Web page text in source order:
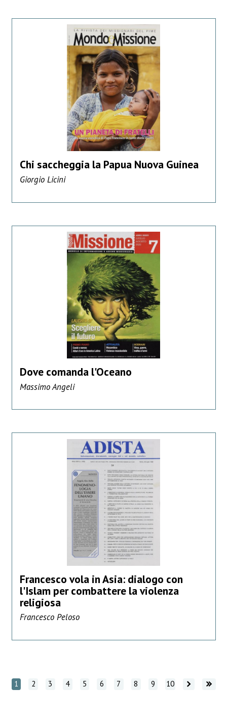
Chi saccheggia la Papua Nuova Guinea
Giorgio Licini
Dove comanda l'Oceano
Massimo Angeli
Francesco vola in Asia: dialogo con
l'Islam per combattere la violenza
religiosa
Francesco Peloso
1 2 3 4 5 6 7 8 9 10Vai avantiVai avanti